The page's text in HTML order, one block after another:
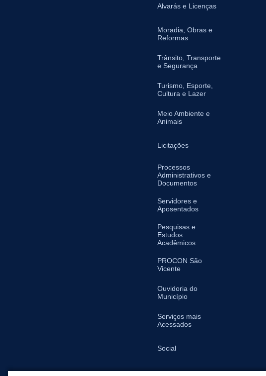
Alvarás e Licenças
Moradia, Obras e
Reformas
Trânsito, Transporte
e Segurança
Turismo, Esporte,
Cultura e Lazer
Meio Ambiente e
Animais
Licitações
Processos
Administrativos e
Documentos
Servidores e
Aposentados
Pesquisas e
Estudos
Acadêmicos
PROCON São
Vicente
Ouvidoria do
Município
Serviços mais
Acessados
Social